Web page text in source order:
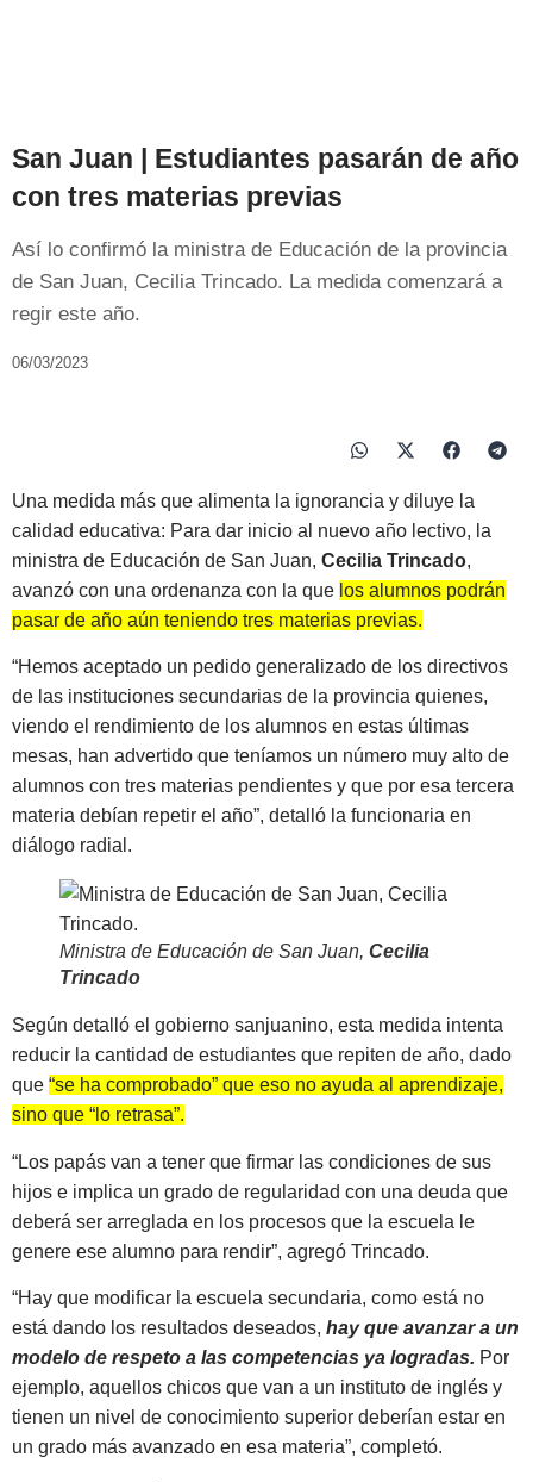
San Juan | Estudiantes pasarán de año
con tres materias previas
Así lo confirmó la ministra de Educación de la provincia
de San Juan, Cecilia Trincado. La medida comenzará a
regir este año.
06/03/2023
Una medida más que alimenta la ignorancia y diluye la
calidad educativa: Para dar inicio al nuevo año lectivo, la
ministra de Educación de San Juan, Cecilia Trincado,
avanzó con una ordenanza con la que los alumnos podrán
pasar de año aún teniendo tres materias previas.
“Hemos aceptado un pedido generalizado de los directivos
de las instituciones secundarias de la provincia quienes,
viendo el rendimiento de los alumnos en estas últimas
mesas, han advertido que teníamos un número muy alto de
alumnos con tres materias pendientes y que por esa tercera
materia debían repetir el año”, detalló la funcionaria en
diálogo radial.
Ministra de Educación de San Juan, Cecilia
Trincado
Según detalló el gobierno sanjuanino, esta medida intenta
reducir la cantidad de estudiantes que repiten de año, dado
que “se ha comprobado” que eso no ayuda al aprendizaje,
sino que “lo retrasa”.
“Los papás van a tener que firmar las condiciones de sus
hijos e implica un grado de regularidad con una deuda que
deberá ser arreglada en los procesos que la escuela le
genere ese alumno para rendir”, agregó Trincado.
“Hay que modificar la escuela secundaria, como está no
está dando los resultados deseados, hay que avanzar a un
modelo de respeto a las competencias ya logradas. Por
ejemplo, aquellos chicos que van a un instituto de inglés y
tienen un nivel de conocimiento superior deberían estar en
un grado más avanzado en esa materia”, completó.